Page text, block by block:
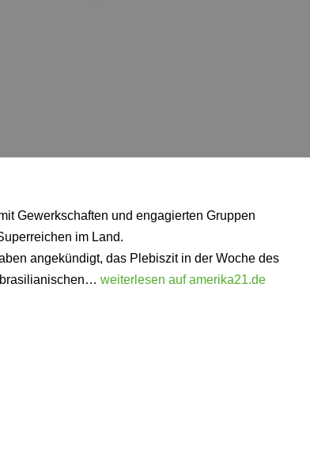
Gewerkschaften und engagierten Gruppen
im Land.
angekündigt, das Plebiszit in der Woche des
brasilianischen… weiterlesen auf amerika21.de